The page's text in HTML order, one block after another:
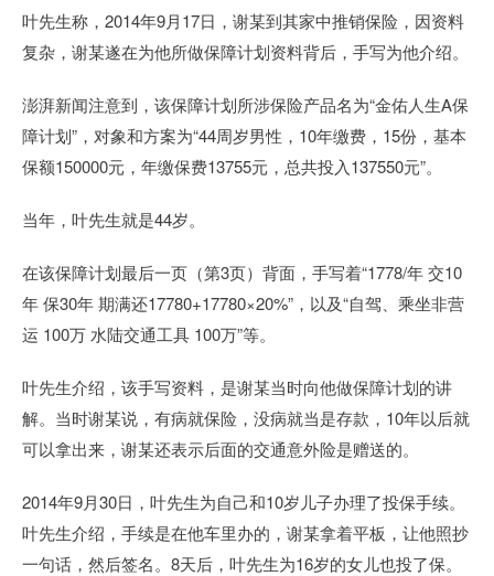
叶先生称，2014年9月17日，谢某到其家中推销保险，因资料
复杂，谢某遂在为他所做保障计划资料背后，手写为他介绍。
澎湃新闻注意到，该保障计划所涉保险产品名为“金佑人生A保
障计划”，对象和方案为“44周岁男性，10年缴费，15份，基本
保额150000元，年缴保费13755元，总共投入137550元”。
当年，叶先生就是44岁。
在该保障计划最后一页（第3页）背面，手写着“1778/年 交10
年 保30年 期满还17780+17780×20%”，以及“自驾、乘坐非营
运 100万 水陆交通工具 100万”等。
叶先生介绍，该手写资料，是谢某当时向他做保障计划的讲
解。当时谢某说，有病就保险，没病就当是存款，10年以后就
可以拿出来，谢某还表示后面的交通意外险是赠送的。
2014年9月30日，叶先生为自己和10岁儿子办理了投保手续。
叶先生介绍，手续是在他车里办的，谢某拿着平板，让他照抄
一句话，然后签名。8天后，叶先生为16岁的女儿也投了保。